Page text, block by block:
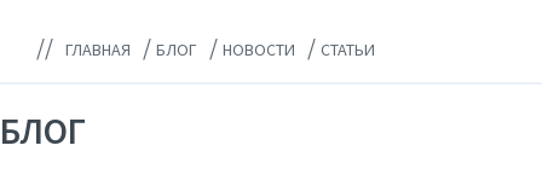
// ГЛАВНАЯ / БЛОГ / НОВОСТИ / СТАТЬИ
БЛОГ